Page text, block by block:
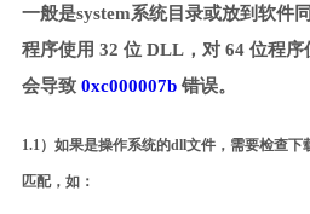
一般是system系统目录或放到软件
程序使用 32 位 DLL，对 64 位程
会导致 0xc000007b错误。
1.1）如果是操作系统的dll文件，需要检查
匹配，如：